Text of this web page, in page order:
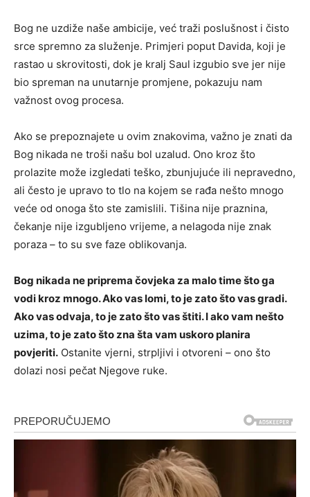
Bog ne uzdiže naše ambicije, već traži poslušnost i čisto
srce spremno za služenje. Primjeri poput Davida, koji je
rastao u skrovitosti, dok je kralj Saul izgubio sve jer nije
bio spreman na unutarnje promjene, pokazuju nam
važnost ovog procesa.
Ako se prepoznajete u ovim znakovima, važno je znati da
Bog nikada ne troši našu bol uzalud. Ono kroz što
prolazite može izgledati teško, zbunjujuće ili nepravedno,
ali često je upravo to tlo na kojem se rađa nešto mnogo
veće od onoga što ste zamislili. Tišina nije praznina,
čekanje nije izgubljeno vrijeme, a nelagoda nije znak
poraza – to su sve faze oblikovanja.
Bog nikada ne priprema čovjeka za malo time što ga
vodi kroz mnogo. Ako vas lomi, to je zato što vas gradi.
Ako vas odvaja, to je zato što vas štiti. I ako vam nešto
uzima, to je zato što zna šta vam uskoro planira
povjeriti. Ostanite vjerni, strpljivi i otvoreni – ono što
dolazi nosi pečat Njegove ruke.